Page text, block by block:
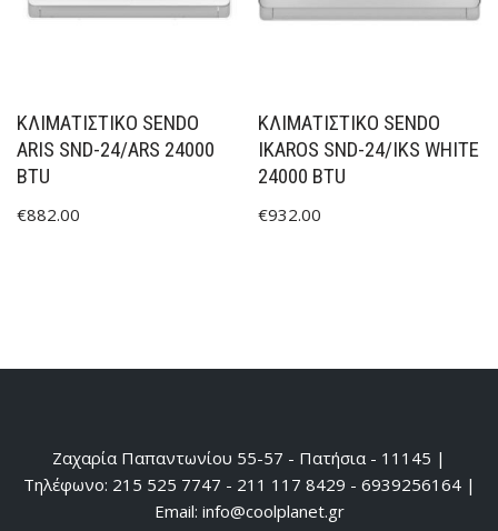
ΚΛΙΜΑΤΙΣΤΙΚΟ SENDO
ARIS SND-24/ARS 24000
BTU
€882.00
ΚΛΙΜΑΤΙΣΤΙΚΟ SENDO
IKAROS SND-24/IKS WHITE
24000 BTU
€932.00
Ζαχαρία Παπαντωνίου 55-57 - Πατήσια - 11145 |
Τηλέφωνο: 215 525 7747 - 211 117 8429 - 6939256164 |
Email: info@coolplanet.gr